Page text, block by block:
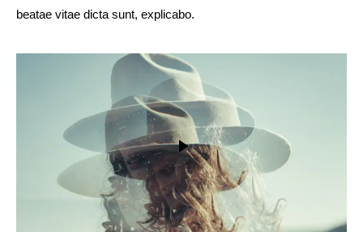
beatae vitae dicta sunt, explicabo.